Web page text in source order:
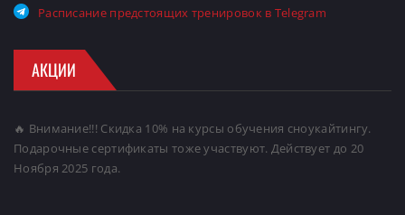
Расписание предстоящих тренировок в Telegram
АКЦИИ
🔥 Внимание!!! Скидка 10% на курсы обучения сноукайтингу.
Подарочные сертификаты тоже участвуют. Действует до 20
Ноября 2025 года.